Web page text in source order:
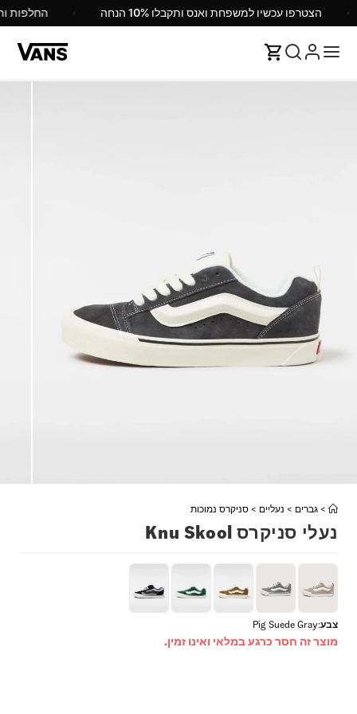
הצטרפו עכשיו למשפחת ואנס ותקבלו 10% הנחה החלפות
> גברים > נעליים > סניקרס נמוכות
נעלי סניקרס Knu Skool
צבע:
Pig Suede Gray
מוצר זה חסר כרגע במלאי ואינו זמין.